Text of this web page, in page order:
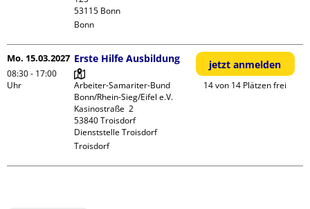
Bonn
Mo. 15.03.2027
08:30 - 17:00
Uhr
Erste Hilfe Ausbildung
Arbeiter-Samariter-Bund
Bonn/Rhein-Sieg/Eifel e.V.
Kasinostraße  2
53840 Troisdorf
Dienststelle Troisdorf
Troisdorf
jetzt anmelden
14 von 14 Plätzen frei